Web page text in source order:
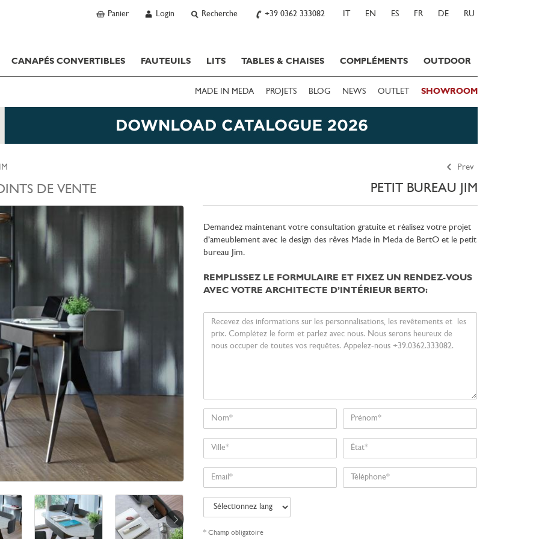
Panier Login Recherche +39 0362 333082 IT EN ES FR DE RU
CANAPÉS CONVERTIBLES FAUTEUILS LITS TABLES & CHAISES COMPLÉMENTS OUTDOOR
MADE IN MEDA PROJETS BLOG NEWS OUTLET SHOWROOM
Prev
PETIT BUREAU JIM
DE VENTE
Demandez maintenant votre consultation gratuite et réalisez votre projet
d’ameublement avec le design des rêves Made in Meda de BertO et le petit
bureau Jim.
REMPLISSEZ LE FORMULAIRE ET FIXEZ UN RENDEZ-VOUS
AVEC VOTRE ARCHITECTE D’INTÉRIEUR BERTO:
Votre
message
Nom Prénom
Ville État
Email Téléphone
Sélectionnez
langue
* Champ obligatoire